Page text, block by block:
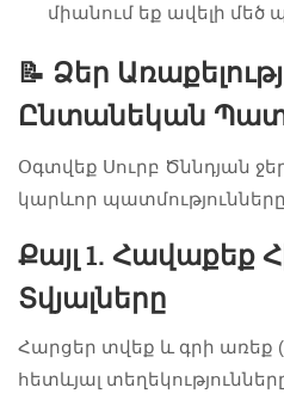
միանում եք ավելի մեծ
📝 Ձեր
Ընտանեկան
Օգտվեք Սուրբ Ծննդյան
կարևոր
Քայլ 1. Հավաքեք
Տվյալները
Հարցեր տվեք և գրի առեք
հետևյալ